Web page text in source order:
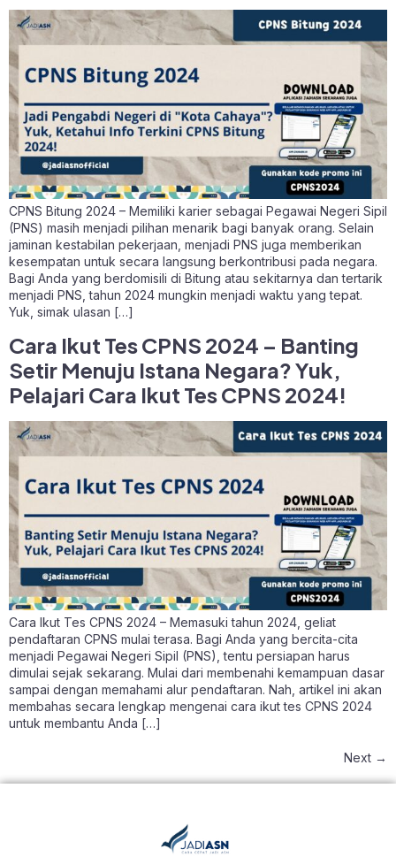
CPNS Bitung 2024 – Memiliki karier sebagai Pegawai Negeri Sipil
(PNS) masih menjadi pilihan menarik bagi banyak orang. Selain
jaminan kestabilan pekerjaan, menjadi PNS juga memberikan
kesempatan untuk secara langsung berkontribusi pada negara.
Bagi Anda yang berdomisili di Bitung atau sekitarnya dan tertarik
menjadi PNS, tahun 2024 mungkin menjadi waktu yang tepat.
Yuk, simak ulasan […]
Cara Ikut Tes CPNS 2024 – Banting
Setir Menuju Istana Negara? Yuk,
Pelajari Cara Ikut Tes CPNS 2024!
Cara Ikut Tes CPNS 2024 – Memasuki tahun 2024, geliat
pendaftaran CPNS mulai terasa. Bagi Anda yang bercita-cita
menjadi Pegawai Negeri Sipil (PNS), tentu persiapan harus
dimulai sejak sekarang. Mulai dari membenahi kemampuan dasar
sampai dengan memahami alur pendaftaran. Nah, artikel ini akan
membahas secara lengkap mengenai cara ikut tes CPNS 2024
untuk membantu Anda […]
Next →